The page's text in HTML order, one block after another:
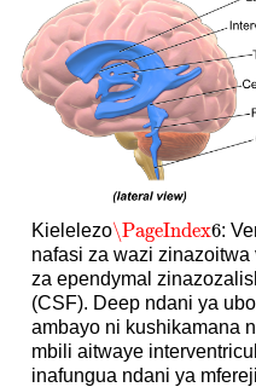
Kielelezo\PageIndex6
\PageIndex6:
nafasi za wazi
za ependymal
(CSF). Deep ndani ya
ambayo ni kushikamana
mbili aitwaye
inafungua ndani ya